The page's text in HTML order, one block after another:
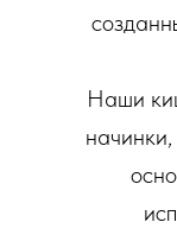
Наши
начинки,